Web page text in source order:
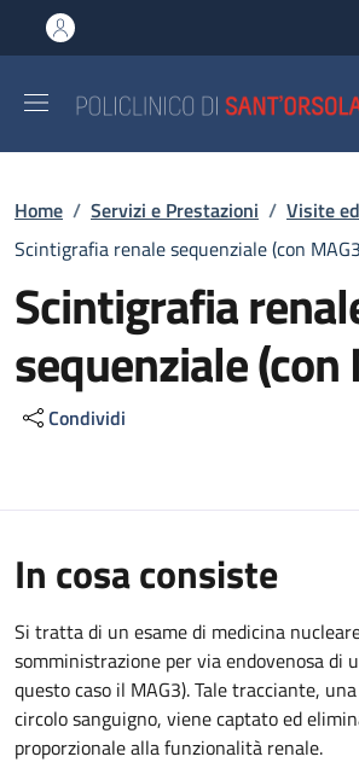
al contenuto principale
to footer content
Briciole di pane
Home / Servizi e Prestazioni / Visite
Scintigrafia renale sequenziale (con
Scintigrafia
sequenziale (con
Condividi
In cosa consiste
Si tratta di un esame di medicina
somministrazione per via endovenosa di
questo caso il MAG3). Tale tracciante,
circolo sanguigno, viene captato ed
proporzionale alla funzionalità renale.